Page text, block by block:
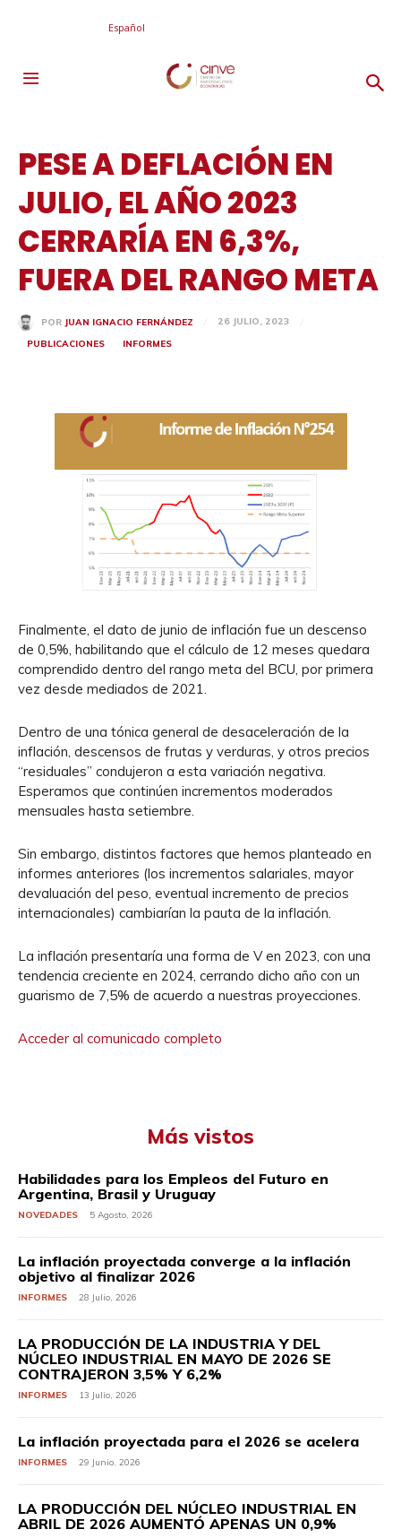
Español
PESE A DEFLACIÓN EN
JULIO, EL AÑO 2023
CERRARÍA EN 6,3%,
FUERA DEL RANGO META
POR JUAN IGNACIO FERNÁNDEZ
26 JULIO, 2023
PUBLICACIONES
INFORMES
Finalmente, el dato de junio de inflación fue un descenso
de 0,5%, habilitando que el cálculo de 12 meses quedara
comprendido dentro del rango meta del BCU, por primera
vez desde mediados de 2021.
Dentro de una tónica general de desaceleración de la
inflación, descensos de frutas y verduras, y otros precios
“residuales” condujeron a esta variación negativa.
Esperamos que continúen incrementos moderados
mensuales hasta setiembre.
Sin embargo, distintos factores que hemos planteado en
informes anteriores (los incrementos salariales, mayor
devaluación del peso, eventual incremento de precios
internacionales) cambiarían la pauta de la inflación.
La inflación presentaría una forma de V en 2023, con una
tendencia creciente en 2024, cerrando dicho año con un
guarismo de 7,5% de acuerdo a nuestras proyecciones.
Acceder al comunicado completo
Más vistos
Habilidades para los Empleos del Futuro en
Argentina, Brasil y Uruguay
NOVEDADES 5 Agosto, 2026
La inflación proyectada converge a la inflación
objetivo al finalizar 2026
INFORMES 28 Julio, 2026
LA PRODUCCIÓN DE LA INDUSTRIA Y DEL
NÚCLEO INDUSTRIAL EN MAYO DE 2026 SE
CONTRAJERON 3,5% Y 6,2%
INFORMES 13 Julio, 2026
La inflación proyectada para el 2026 se acelera
INFORMES 29 Junio, 2026
LA PRODUCCIÓN DEL NÚCLEO INDUSTRIAL EN
ABRIL DE 2026 AUMENTÓ APENAS UN 0,9%